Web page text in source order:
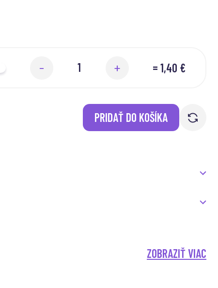
- + =1,40 €
PRIDAŤ DO KOŠÍKA
ZOBRAZIŤ VIAC